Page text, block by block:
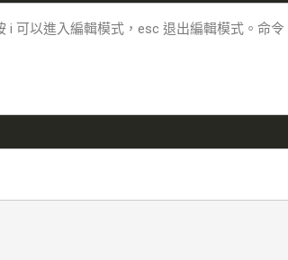
i 可以進入編輯模式，esc 退出編輯模式。命令